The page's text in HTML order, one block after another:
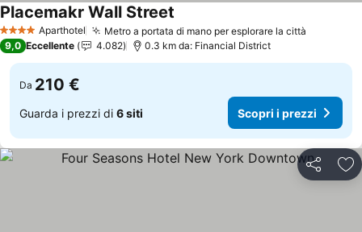
4 Stelle Aparthotel Metro a portata di mano per esplorare la città
Placemakr Wall Street
9,0 Eccellente 4.082 0.3 km da: Financial District
Da 210 €
Guarda i prezzi di 6 siti Scopri i prezzi
Condividi